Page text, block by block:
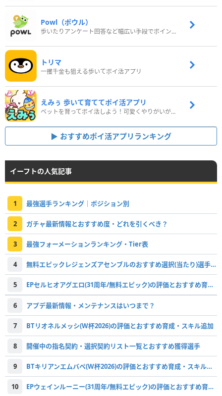
Powl（ポウル）
歩いたりアンケート回答など幅広い手段でポイントをゲット
トリマ
一攫千金も狙える歩いてポイ活アプリ
えみぅ 歩いて育ててポイ活アプリ
ペットを育ってポイ活しよう！可愛くやりがいがある新感覚アプリ
おすすめポイ活アプリランキング
イーフトの人気記事
1 最強選手ランキング｜ポジション別
2 ガチャ最新情報とおすすめ度・どれを引くべき？
3 最強フォーメーションランキング・Tier表
4 無料エピックレジェンズアセンブルのおすすめ選択(当たり)選手ランキングと引き方
5 EPセルヒオアグエロ(31周年/無料エピック)の評価とおすすめ育成・スキル追加
6 アプデ最新情報・メンテナンスはいつまで？
7 BTリオネルメッシ(W杯2026)の評価とおすすめ育成・スキル追加
8 開催中の指名契約・選択契約リスト一覧とおすすめ獲得選手
9 BTキリアンエムバペ(W杯2026)の評価とおすすめ育成・スキル追加
10 EPウェインルーニー(31周年/無料エピック)の評価とおすすめ育成・スキル追加